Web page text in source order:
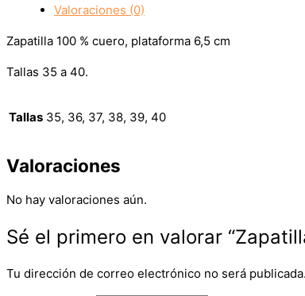
Valoraciones (0)
Zapatilla 100 % cuero, plataforma 6,5 cm
Tallas 35 a 40.
Tallas 35, 36, 37, 38, 39, 40
Valoraciones
No hay valoraciones aún.
Sé el primero en valorar
Tu dirección de correo electrónico no será publicada.